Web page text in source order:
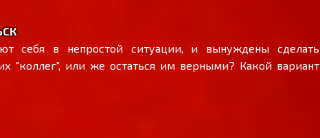
себя в непростой ситуации, и вынуждены сделать
"коллег", или же остаться им верными? Какой вариант